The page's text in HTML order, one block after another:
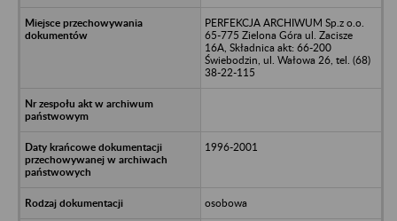
PERFEKCJA ARCHIWUM Sp.z o.o.
65-775 Zielona Góra ul. Zacisze
16A, Składnica akt: 66-200
Świebodzin, ul. Wałowa 26, tel. (68)
38-22-115
1996-2001
osobowa